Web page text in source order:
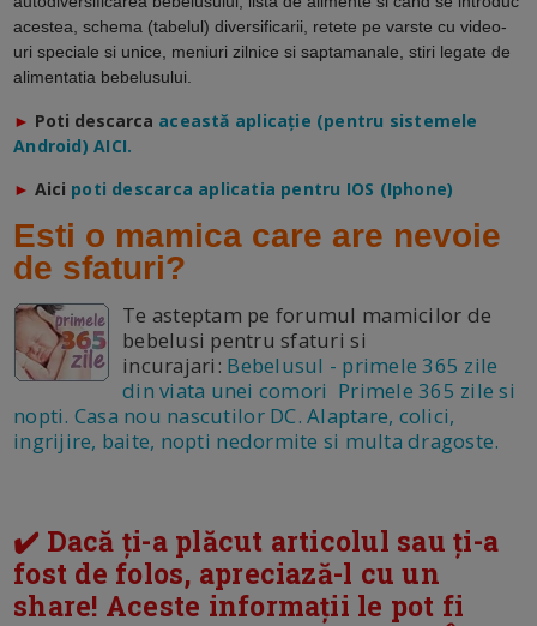
acestea, schema (tabelul) diversificarii, retete pe varste cu video-
uri speciale si unice, meniuri zilnice si saptamanale, stiri legate de
alimentatia bebelusului.
► Poti descarca această aplicație (pentru sistemele
Android) AICI.
► Aici poti descarca aplicatia pentru IOS (Iphone)
Esti o mamica care are nevoie
de sfaturi?
Te asteptam pe forumul mamicilor de
bebelusi pentru sfaturi si
incurajari: Bebelusul - primele 365 zile
din viata unei comori Primele 365 zile si
nopti. Casa nou nascutilor DC. Alaptare, colici,
ingrijire, baite, nopti nedormite si multa dragoste.
✔️ Dacă ți-a plăcut articolul sau ți-a
fost de folos, apreciază-l cu un
share! Aceste informații le pot fi